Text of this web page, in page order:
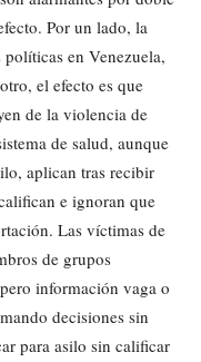
Por un lado, la
en Venezuela,
el efecto es que
de la violencia de
de salud, aunque
aplican tras recibir
e ignoran que
Las víctimas de
de grupos
información vaga o
decisiones sin
para asilo sin calificar